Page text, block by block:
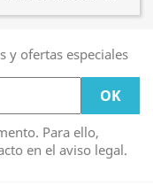
y ofertas especiales
Para ello,
en el aviso legal.